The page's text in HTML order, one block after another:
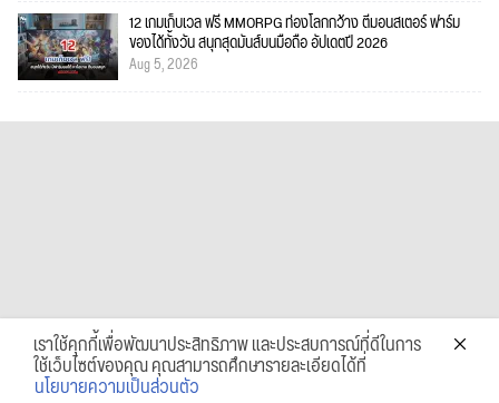
12 เกมเก็บเวล ฟรี MMORPG ท่องโลกกว้าง ตีมอนสเตอร์ ฟาร์ม
ของได้ทั้งวัน สนุกสุดมันส์บนมือถือ อัปเดตปี 2026
Aug 5, 2026
เราใช้คุกกี้เพื่อพัฒนาประสิทธิภาพ และประสบการณ์ที่ดีในการ
ใช้เว็บไซต์ของคุณ คุณสามารถศึกษารายละเอียดได้ที่
นโยบายความเป็นส่วนตัว